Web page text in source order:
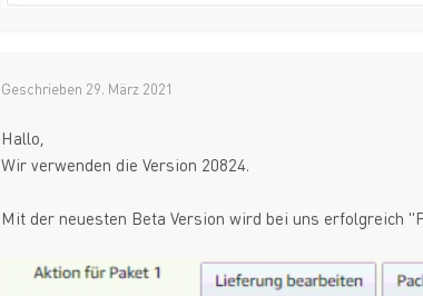
Geschrieben 29. März 2021
Hallo,
Wir verwenden die Version 20824.
Mit der neuesten Beta Version wird bei uns erfolgreich